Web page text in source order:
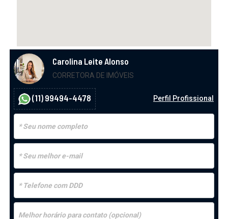
Carolina Leite Alonso
CORRETORA DE IMÓVEIS
(11) 99494-4478 Perfil Profissional